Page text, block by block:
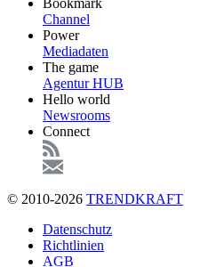
Channel
Power
Mediadaten
The game
Agentur HUB
Hello world
Newsrooms
Connect
© 2010-2026 TRENDKRAFT
FußzeileDatenschutz
Richtlinien
AGB